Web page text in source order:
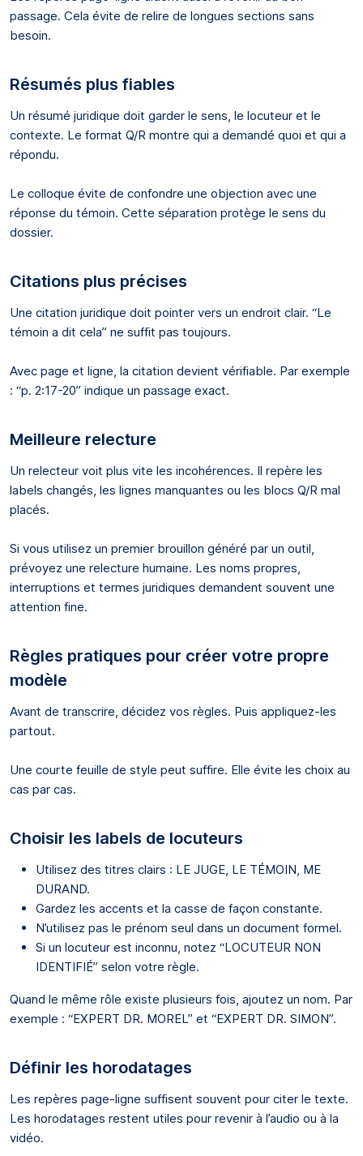
passage. Cela évite de relire de longues sections sans
besoin.
Résumés plus fiables
Un résumé juridique doit garder le sens, le locuteur et le
contexte. Le format Q/R montre qui a demandé quoi et qui a
répondu.
Le colloque évite de confondre une objection avec une
réponse du témoin. Cette séparation protège le sens du
dossier.
Citations plus précises
Une citation juridique doit pointer vers un endroit clair. “Le
témoin a dit cela” ne suffit pas toujours.
Avec page et ligne, la citation devient vérifiable. Par exemple
: “p. 2:17-20” indique un passage exact.
Meilleure relecture
Un relecteur voit plus vite les incohérences. Il repère les
labels changés, les lignes manquantes ou les blocs Q/R mal
placés.
Si vous utilisez un premier brouillon généré par un outil,
prévoyez une relecture humaine. Les noms propres,
interruptions et termes juridiques demandent souvent une
attention fine.
Règles pratiques pour créer votre propre
modèle
Avant de transcrire, décidez vos règles. Puis appliquez-les
partout.
Une courte feuille de style peut suffire. Elle évite les choix au
cas par cas.
Choisir les labels de locuteurs
Utilisez des titres clairs : LE JUGE, LE TÉMOIN, ME
DURAND.
Gardez les accents et la casse de façon constante.
N’utilisez pas le prénom seul dans un document formel.
Si un locuteur est inconnu, notez “LOCUTEUR NON
IDENTIFIÉ” selon votre règle.
Quand le même rôle existe plusieurs fois, ajoutez un nom. Par
exemple : “EXPERT DR. MOREL” et “EXPERT DR. SIMON”.
Définir les horodatages
Les repères page-ligne suffisent souvent pour citer le texte.
Les horodatages restent utiles pour revenir à l’audio ou à la
vidéo.